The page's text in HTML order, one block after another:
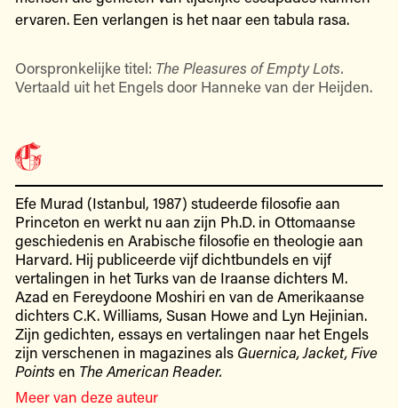
ervaren. Een verlangen is het naar een tabula rasa.
Oorspronkelijke titel: The Pleasures of Empty Lots.
Vertaald uit het Engels door Hanneke van der Heijden.
Efe Murad (Istanbul, 1987) studeerde filosofie aan
Princeton en werkt nu aan zijn Ph.D. in Ottomaanse
geschiedenis en Arabische filosofie en theologie aan
Harvard. Hij publiceerde vijf dichtbundels en vijf
vertalingen in het Turks van de Iraanse dichters M.
Azad en Fereydoone Moshiri en van de Amerikaanse
dichters C.K. Williams, Susan Howe and Lyn Hejinian.
Zijn gedichten, essays en vertalingen naar het Engels
zijn verschenen in magazines als Guernica, Jacket, Five
Points en The American Reader.
Meer van deze auteur